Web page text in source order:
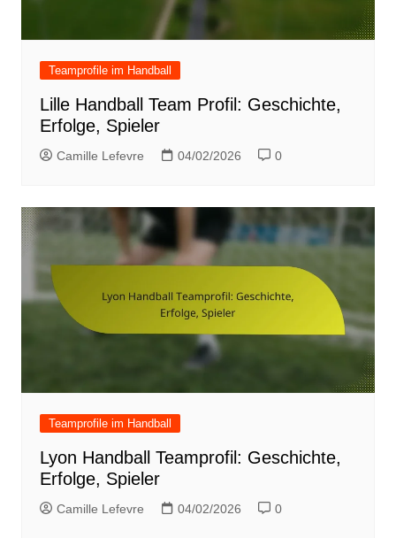
Teamprofile im Handball
Lille Handball Team Profil: Geschichte,
Erfolge, Spieler
Camille Lefevre 04/02/2026 0
Teamprofile im Handball
Lyon Handball Teamprofil: Geschichte,
Erfolge, Spieler
Camille Lefevre 04/02/2026 0